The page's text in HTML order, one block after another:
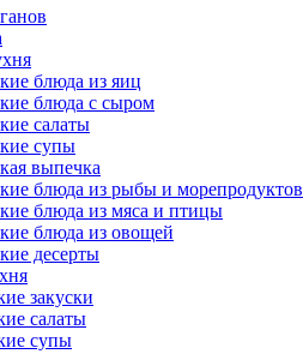
блюда из яиц
блюда с сыром
салаты
супы
выпечка
блюда из рыбы и морепродуктов
блюда из мяса и птицы
блюда из овощей
десерты
закуски
салаты
супы